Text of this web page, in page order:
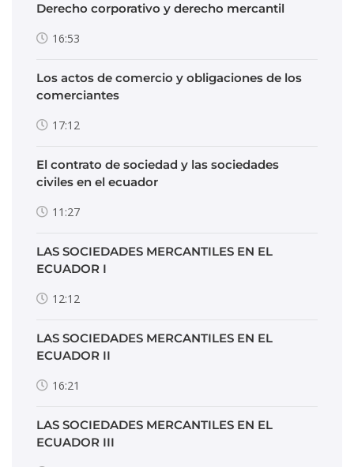
Derecho corporativo y derecho mercantil
16:53
Los actos de comercio y obligaciones de los
comerciantes
17:12
El contrato de sociedad y las sociedades
civiles en el ecuador
11:27
LAS SOCIEDADES MERCANTILES EN EL
ECUADOR I
12:12
LAS SOCIEDADES MERCANTILES EN EL
ECUADOR II
16:21
LAS SOCIEDADES MERCANTILES EN EL
ECUADOR III